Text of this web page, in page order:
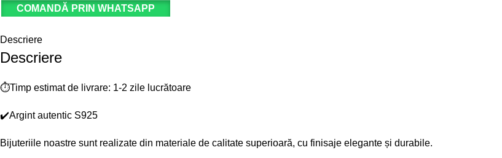
COMANDĂ PRIN WHATSAPP
Descriere
Descriere
⏱️Timp estimat de livrare: 1-2 zile lucrătoare
✔️Argint autentic S925
Bijuteriile noastre sunt realizate din materiale de calitate superioară, cu finisaje elegante și durabile.